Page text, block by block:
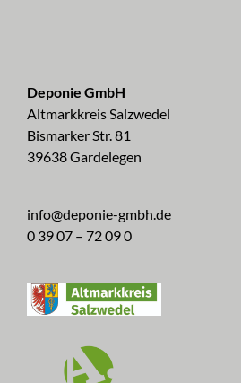
Deponie GmbH
Altmarkkreis Salzwedel
Bismarker Str. 81
39638 Gardelegen
info@deponie-gmbh.de
0 39 07 – 72 09 0